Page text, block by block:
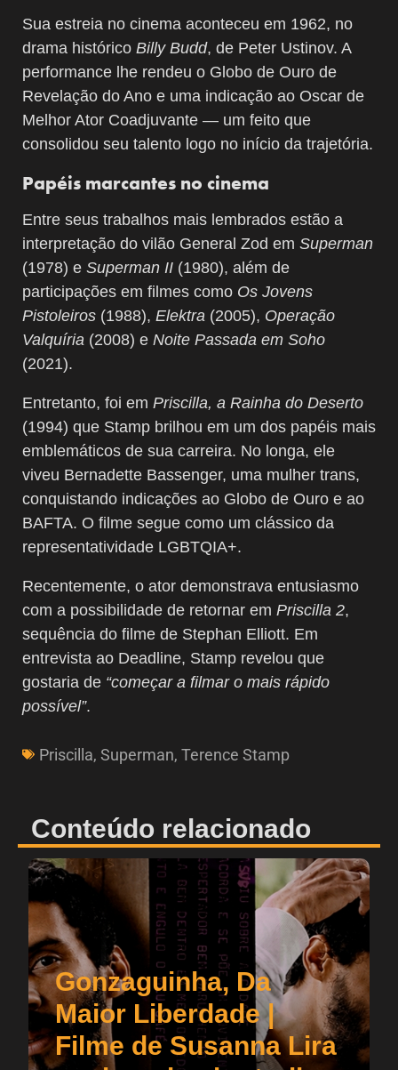
Sua estreia no cinema aconteceu em 1962, no
drama histórico Billy Budd, de Peter Ustinov. A
performance lhe rendeu o Globo de Ouro de
Revelação do Ano e uma indicação ao Oscar de
Melhor Ator Coadjuvante — um feito que
consolidou seu talento logo no início da trajetória.
Papéis marcantes no cinema
Entre seus trabalhos mais lembrados estão a
interpretação do vilão General Zod em Superman
(1978) e Superman II (1980), além de
participações em filmes como Os Jovens
Pistoleiros (1988), Elektra (2005), Operação
Valquíria (2008) e Noite Passada em Soho
(2021).
Entretanto, foi em Priscilla, a Rainha do Deserto
(1994) que Stamp brilhou em um dos papéis mais
emblemáticos de sua carreira. No longa, ele
viveu Bernadette Bassenger, uma mulher trans,
conquistando indicações ao Globo de Ouro e ao
BAFTA. O filme segue como um clássico da
representatividade LGBTQIA+.
Recentemente, o ator demonstrava entusiasmo
com a possibilidade de retornar em Priscilla 2,
sequência do filme de Stephan Elliott. Em
entrevista ao Deadline, Stamp revelou que
gostaria de “começar a filmar o mais rápido
possível”.
Priscilla, Superman, Terence Stamp
Conteúdo relacionado
Gonzaguinha, Da
Maior Liberdade |
Filme de Susanna Lira